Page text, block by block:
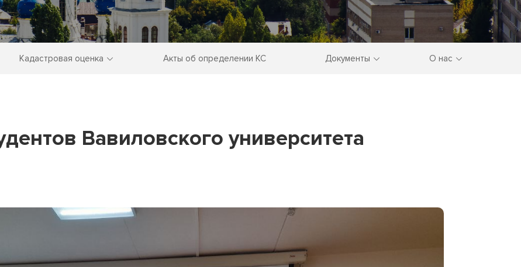
Кадастровая оценка Акты об определении КС Документы О нас
Вавиловского университета